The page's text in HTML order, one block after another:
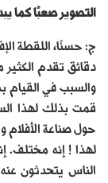
التصوير صعبًا كما
ج: حسنًا، اللقطة
دقائق تقدم
والسبب في القيام
قمت بذلك لهذا
حول صناعة الأفلام
لهذا ! إنه مختلف.
الناس يتحدثون